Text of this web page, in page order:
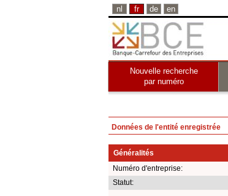
nl fr de en
Nouvelle recherche
par numéro
Données de l'entité enregistrée
Généralités
Numéro d'entreprise:
Statut: